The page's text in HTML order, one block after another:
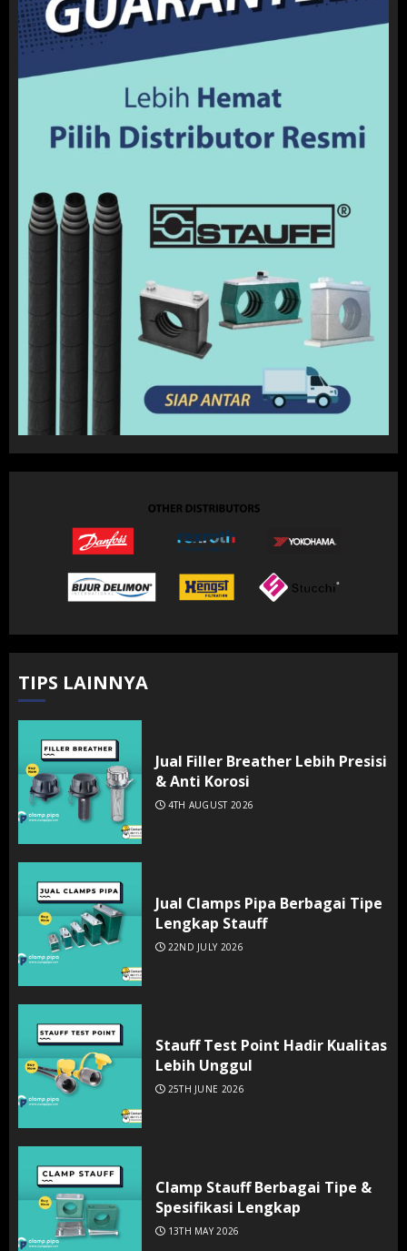
TIPS LAINNYA
Jual Filler Breather Lebih Presisi
& Anti Korosi
4TH AUGUST 2026
Jual Clamps Pipa Berbagai Tipe
Lengkap Stauff
22ND JULY 2026
Stauff Test Point Hadir Kualitas
Lebih Unggul
25TH JUNE 2026
Clamp Stauff Berbagai Tipe &
Spesifikasi Lengkap
13TH MAY 2026